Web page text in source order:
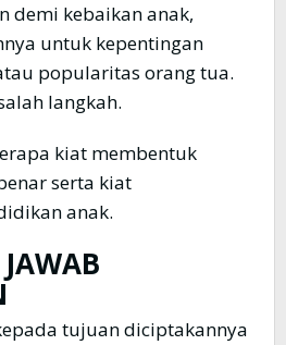
demi kebaikan anak,
untuk kepentingan
popularitas orang tua.
langkah.
kiat membentuk
serta kiat
anak.
tujuan diciptakannya